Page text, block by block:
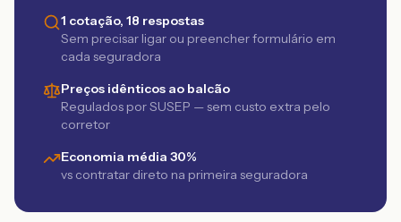
1 cotação, 18 respostas
Sem precisar ligar ou preencher formulário em
cada seguradora
Preços idênticos ao balcão
Regulados por SUSEP — sem custo extra pelo
corretor
Economia média 30%
vs contratar direto na primeira seguradora